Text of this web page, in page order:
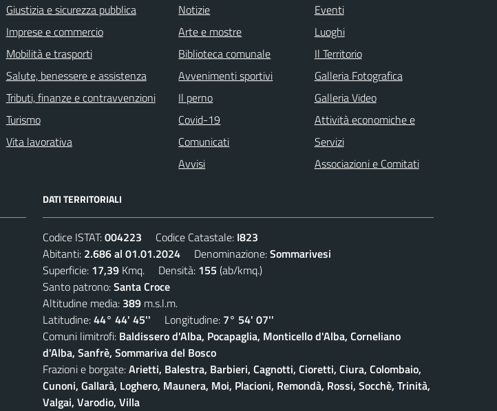
Giustizia e sicurezza pubblica
Imprese e commercio
Mobilità e trasporti
Salute, benessere e assistenza
Tributi, finanze e contravvenzioni
Turismo
Vita lavorativa
Notizie
Arte e mostre
Biblioteca comunale
Avvenimenti sportivi
Il perno
Covid-19
Comunicati
Avvisi
Eventi
Luoghi
Il Territorio
Galleria Fotografica
Galleria Video
Attività economiche e
Servizi
Associazioni e Comitati
DATI TERRITORIALI
Codice ISTAT:004223 Codice Catastale: I823
Abitanti: 2.686 al 01.01.2024 Denominazione:Sommarivesi
Superficie: 17,39 Kmq. Densità: 155 (ab/kmq.)
Santo patrono:Santa Croce
Altitudine media: 389 m.s.l.m.
Latitudine:44° 44' 45'' Longitudine: 7° 54' 07''
Comuni limitrofi: Baldissero d'Alba, Pocapaglia, Monticello d'Alba, Corneliano
d'Alba, Sanfrè, Sommariva del Bosco
Frazioni e borgate:Arietti, Balestra, Barbieri, Cagnotti, Cioretti, Ciura, Colombaio,
Cunoni, Gallarà, Loghero, Maunera, Moi, Placioni, Remondà, Rossi, Socchè, Trinità,
Valgai, Varodio, Villa